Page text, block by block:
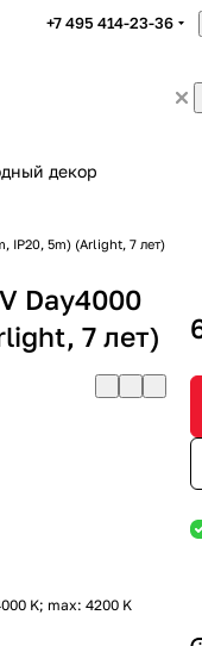
+7 495 414-23-36
декор
IP20, 5m) (Arlight, 7 лет)
Day4000
7 лет)
K; max: 4200 K